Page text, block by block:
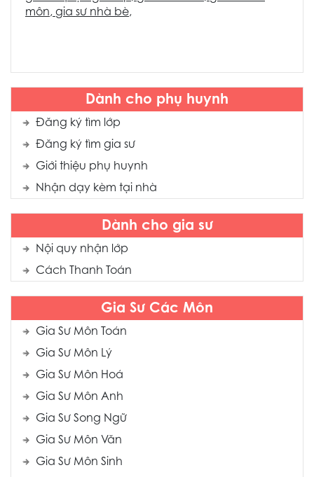
Dành cho phụ huynh
Đăng ký tìm lớp
Đăng ký tìm gia sư
Giới thiệu phụ huynh
Nhận dạy kèm tại nhà
Dành cho gia sư
Nội quy nhận lớp
Cách Thanh Toán
Gia Sư Các Môn
Gia Sư Môn Toán
Gia Sư Môn Lý
Gia Sư Môn Hoá
Gia Sư Môn Anh
Gia Sư Song Ngữ
Gia Sư Môn Văn
Gia Sư Môn Sinh
môn, gia sư nhà bè,